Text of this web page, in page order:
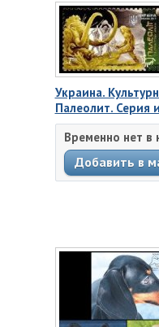
Украина.
Палеолит. Серия
Временно нет в